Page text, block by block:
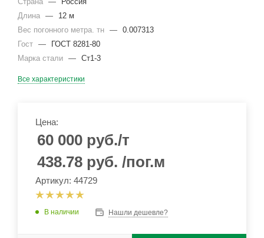
Длина —
12 м
Вес погонного метра. тн — 0.007313
Гост —
ГОСТ 8281-80
Марка стали — Ст1-3
Все характеристики
Цена:
60 000 руб./т
438.78 руб. /пог.м
Артикул: 44729
В наличии Нашли дешевле?